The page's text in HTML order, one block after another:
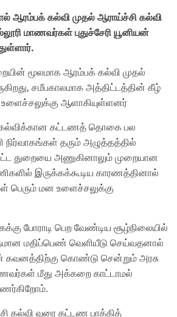
ஆரம்பக் கல்வி முதல் ஆராய்ச்சி கல்வி
மாணவர்கள் புதுச்சேரி யூனியன்
மூலமாக ஆரம்பக் கல்வி முதல்
சமீபகாலமாக அத்திட்டத்தின் கீழ்
ஆளாகியுள்ளனர்
கல்விக்கான கட்டணத் தொகை பல
தரும் அழுத்தத்தில்
துறையை அணுகினாலும் முறையான
இருக்கக்கூடிய காரணத்தினால்
பெரும் மன உளைச்சலுக்கு
போராடி பெற வேண்டிய சூழ்நிலையில்
மதிப்பெண் வெளியீடு செய்வதனால்
கொண்டு சென்றும் அரசு
மீது அக்கறை காட்டாமல்
கல்வி வரை கட்டண பாக்கித்